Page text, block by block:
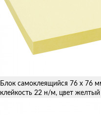
Блок самоклеящийся 76 х 76
клейкость 22 н/м, цвет желтый